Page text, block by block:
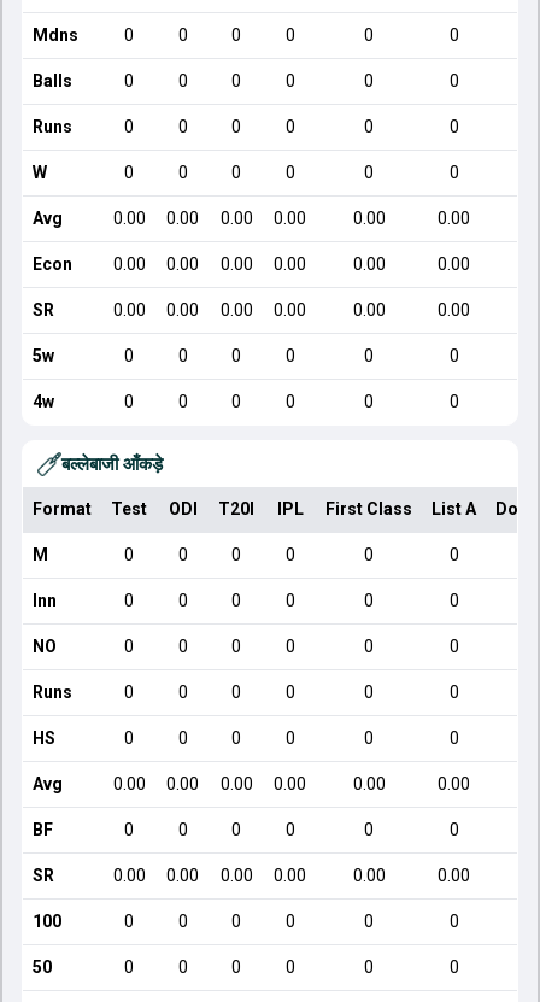
Mdns 0 0 0 0 0 0
Balls 0 0 0 0 0 0
Runs 0 0 0 0 0 0
W 0 0 0 0 0 0
Avg 0.00 0.00 0.00 0.00 0.00 0.00
Econ 0.00 0.00 0.00 0.00 0.00 0.00
SR 0.00 0.00 0.00 0.00 0.00 0.00
5w 0 0 0 0 0 0
4w 0 0 0 0 0 0
बल्लेबाजी आँकड़े
Format Test ODI T20I IPL First Class List A
M 0 0 0 0 0 0
Inn 0 0 0 0 0 0
NO 0 0 0 0 0 0
Runs 0 0 0 0 0 0
HS 0 0 0 0 0 0
Avg 0.00 0.00 0.00 0.00 0.00 0.00
BF 0 0 0 0 0 0
SR 0.00 0.00 0.00 0.00 0.00 0.00
100 0 0 0 0 0 0
50 0 0 0 0 0 0